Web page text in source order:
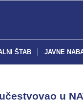
ŠTAB JAVNE
u